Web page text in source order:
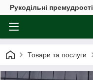
Рукодільні премудрості
Товари та послуги